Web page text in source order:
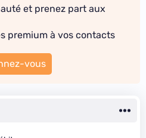
et prenez part aux
premium à vos contacts
vous